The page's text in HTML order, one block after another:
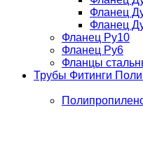
Фланец
Фланец
Фланец Ру10
Фланец Ру6
Фланцы
Трубы Фитинги